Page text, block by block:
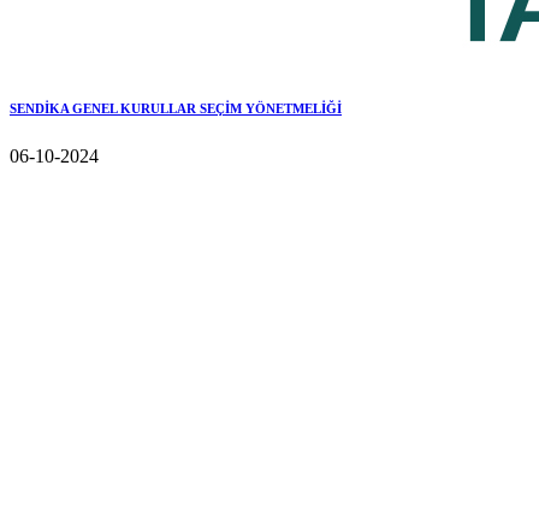
SENDİKA GENEL KURULLAR SEÇİM YÖNETMELİĞİ
06-10-2024